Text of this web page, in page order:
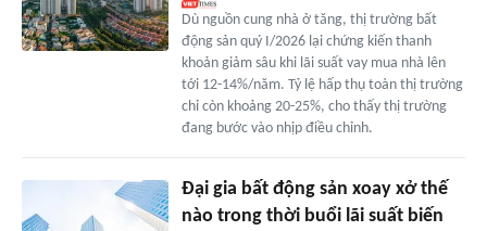
Dù nguồn cung nhà ở tăng, thị trường bất
động sản quý I/2026 lại chứng kiến thanh
khoản giảm sâu khi lãi suất vay mua nhà lên
tới 12-14%/năm. Tỷ lệ hấp thụ toàn thị trường
chỉ còn khoảng 20-25%, cho thấy thị trường
đang bước vào nhịp điều chỉnh.
Đại gia bất động sản xoay xở thế
nào trong thời buổi lãi suất biến